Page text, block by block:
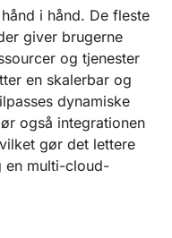
i hånd. De fleste
giver brugerne
og tjenester
en skalerbar og
dynamiske
også integrationen
gør det lettere
en multi-cloud-